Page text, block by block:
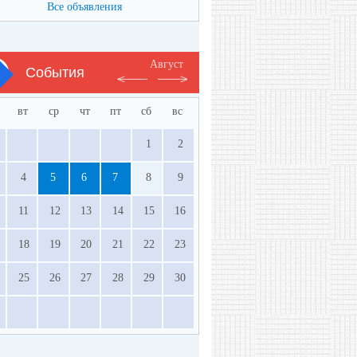
Все объявления
События
Август
вт ср чт пт сб вс
1 2
4 5 6 7 8 9
11 12 13 14 15 16
18 19 20 21 22 23
25 26 27 28 29 30